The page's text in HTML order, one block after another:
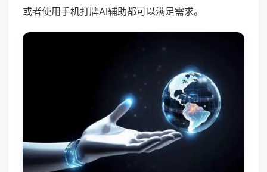
或者使用手机打牌AI辅助都可以满足需求。